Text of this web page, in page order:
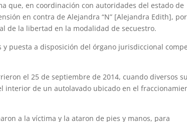
que, en coordinación con autoridades del estado de
en contra de Alejandra “N” [Alejandra Edith],
de la libertad en la modalidad de secuestro.
puesta a disposición del órgano jurisdiccional
el 25 de septiembre de 2014, cuando diversos
de un autolavado ubicado en el
a la víctima y la ataron de pies y manos, para